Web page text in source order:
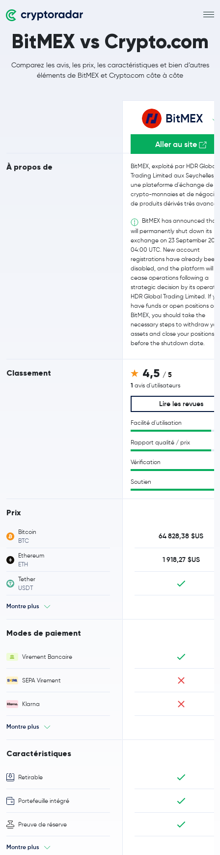
BitMEX vs Crypto.com
Comparez les avis, les prix, les caractéristiques et bien d’autres
éléments de BitMEX et Crypto.com côte à côte
À propos de
Classement
Prix
Bitcoin
BTC
Ethereum
ETH
Tether
USDT
Montre plus
Modes de paiement
Virement Bancaire
SEPA Virement
Klarna
Montre plus
Caractéristiques
Retirable
Portefeuille intégré
Preuve de réserve
Montre plus
BitMEX
Aller au site
BitMEX, exploité par HDR Global
Trading Limited aux Seychelles,
une plateforme d'échange de
crypto-monnaies et de
de produits dérivés très
BitMEX has announced that
will permanently shut down its
exchange on 23 September
04:00 UTC. New account
registrations have already been
disabled, and the platform will
cease operations following a
strategic decision by its
HDR Global Trading Limited. If
have funds or open positions on
BitMEX, you should take the
necessary steps to withdraw
assets and close your positions
before the shutdown date.
4,5 / 5
1 avis d'utilisateurs
Lire les revues
Facilité d'utilisation
Rapport qualité / prix
Vérification
Soutien
64 828,38 $US
1 918,27 $US